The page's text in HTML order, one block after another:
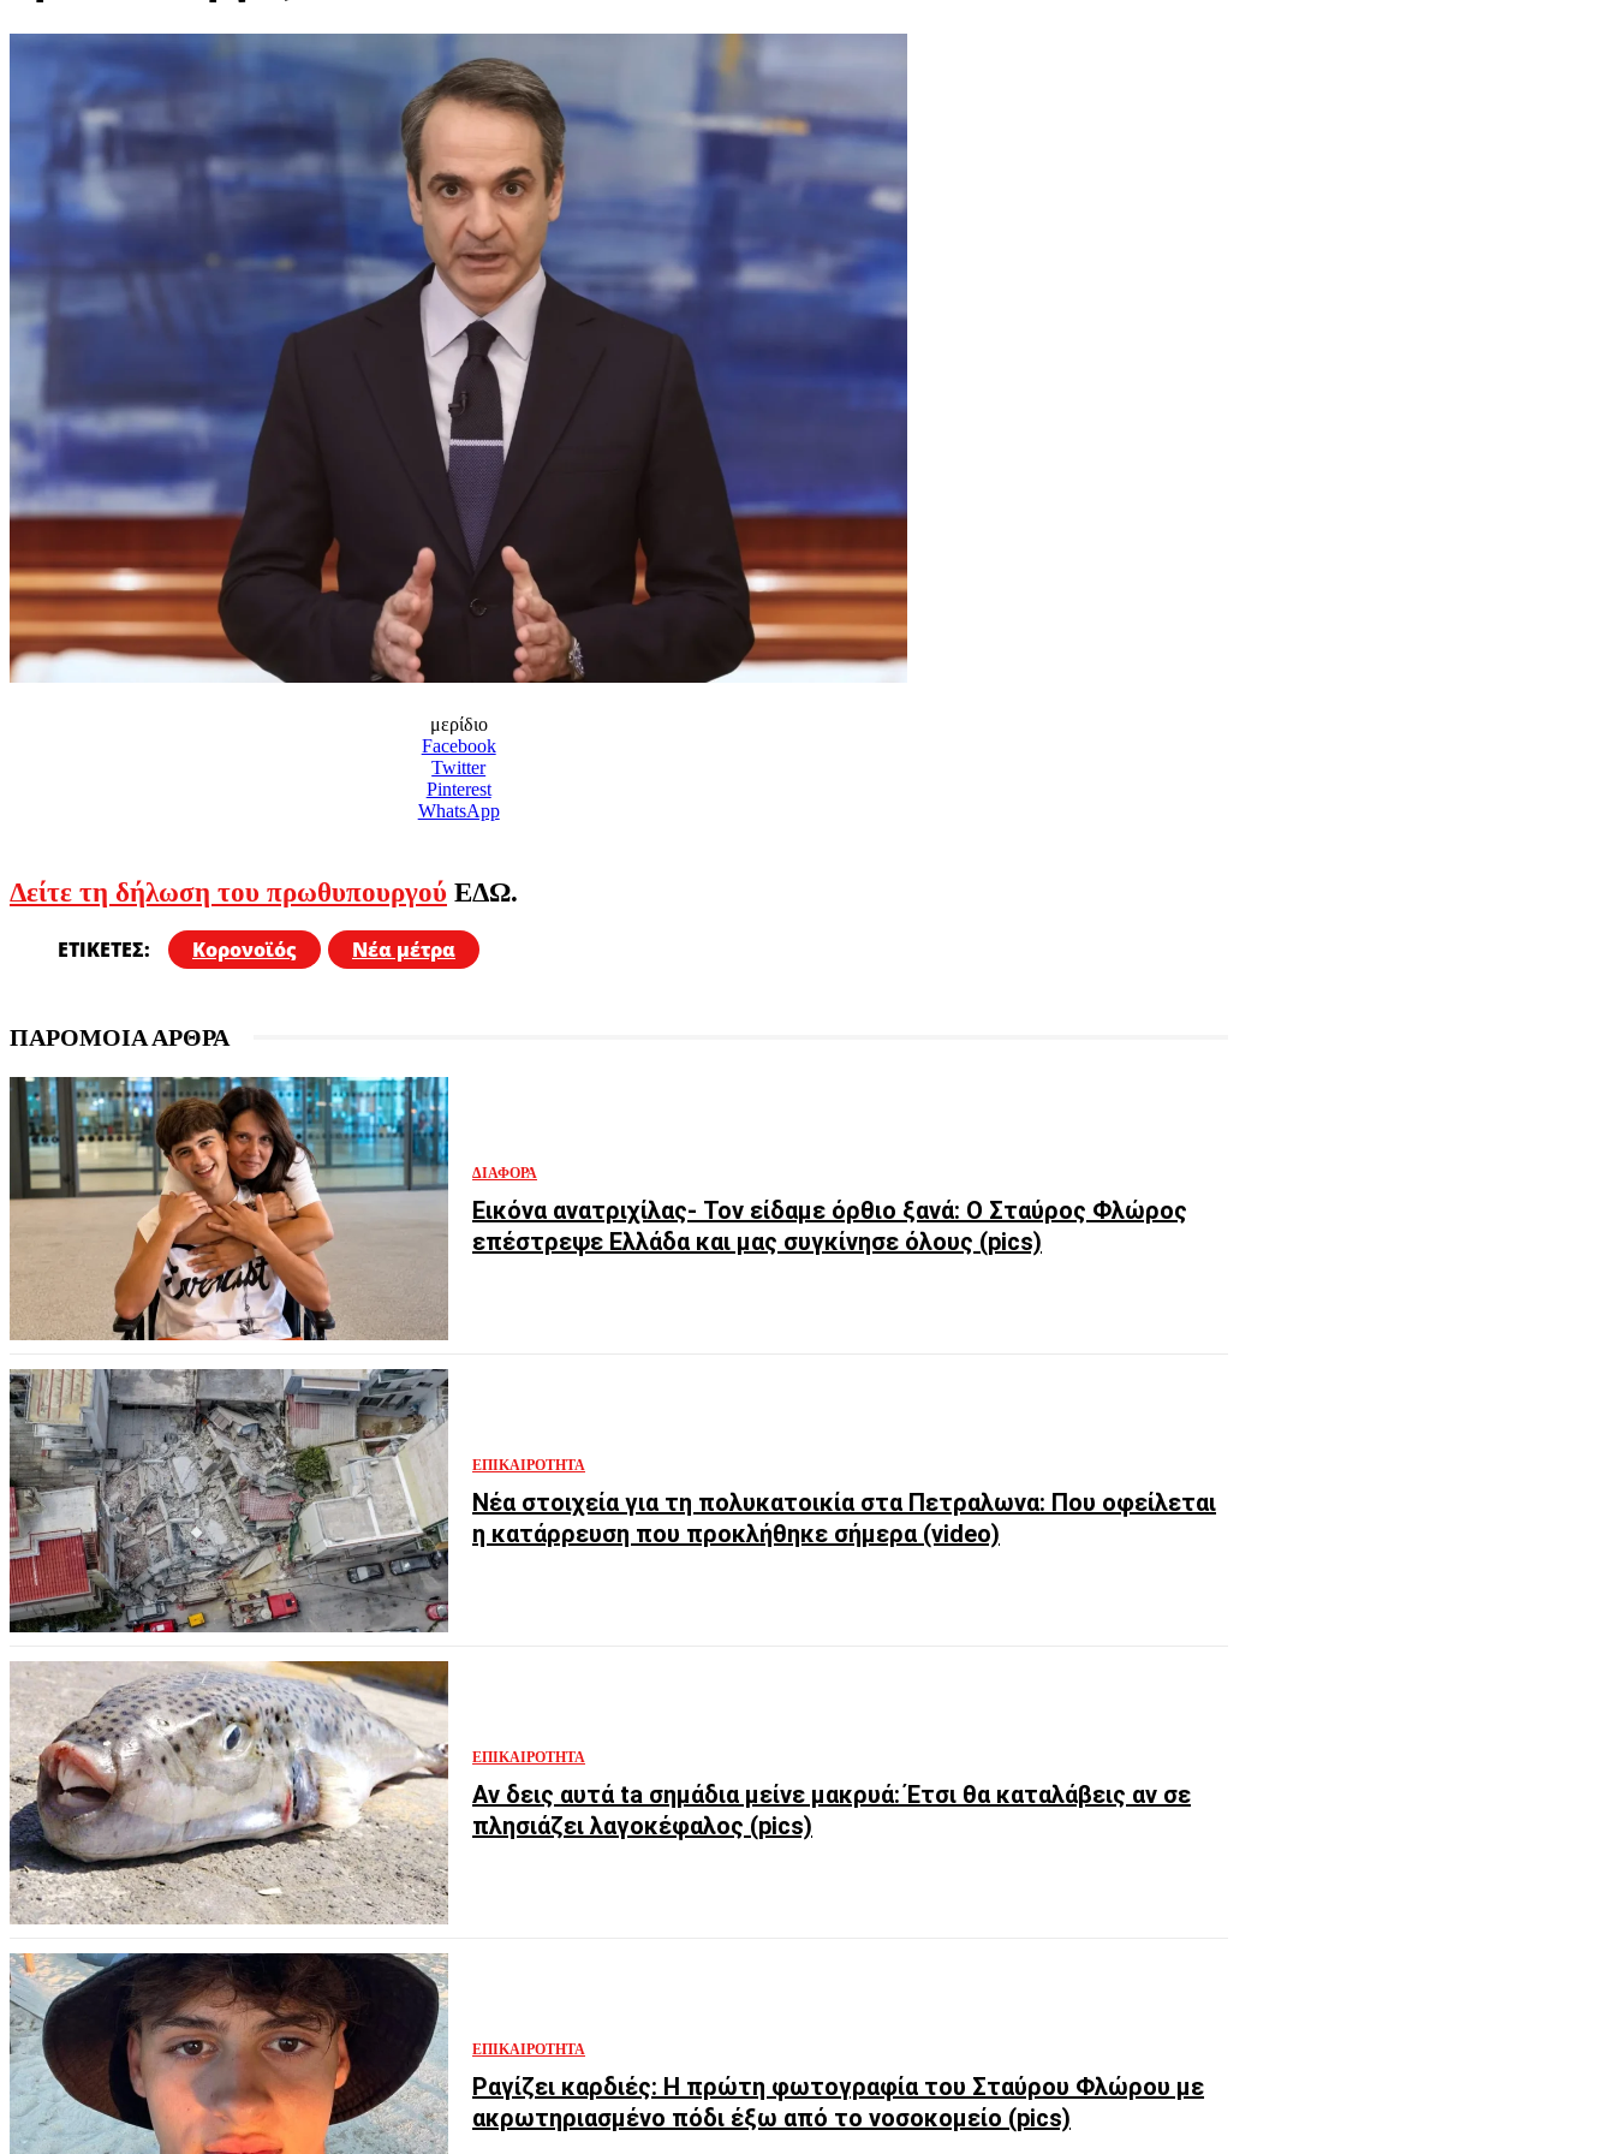
μερίδιο
Facebook
Twitter
Pinterest
WhatsApp
Δείτε τη δήλωση του πρωθυπουργού ΕΔΩ.
ΕΤΙΚΕΤΕΣ: Κορονοϊός Νέα μέτρα
ΠΑΡΟΜΟΙΑ ΑΡΘΡΑ
ΔΙΆΦΟΡΑ
Εικόνα ανατριχίλας- Τον είδαμε όρθιο ξανά: Ο Σταύρος Φλώρος
επέστρεψε Ελλάδα και μας συγκίνησε όλους (pics)
ΕΠΙΚΑΙΡΌΤΗΤΑ
Νέα στοιχεία για τη πολυκατοικία στα Πετραλωνα: Που οφείλεται
η κατάρρευση που προκλήθηκε σήμερα (video)
ΕΠΙΚΑΙΡΌΤΗΤΑ
Αν δεις αυτά ta σημάδια μείνε μακρυά: Έτσι θα καταλάβεις αν σε
πλησιάζει λαγοκέφαλος (pics)
ΕΠΙΚΑΙΡΌΤΗΤΑ
Ραγίζει καρδιές: Η πρώτη φωτογραφία του Σταύρου Φλώρου με
ακρωτηριασμένο πόδι έξω από το νοσοκομείο (pics)